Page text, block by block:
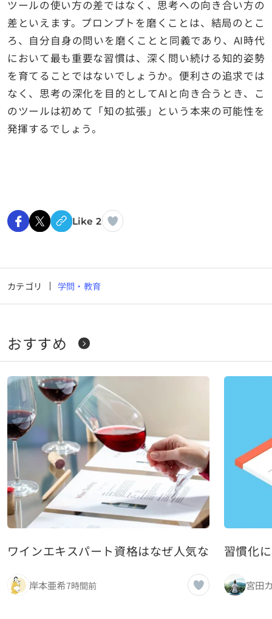
ツールの使い方の差ではなく、思考への向き合い方の
差といえます。プロンプトを磨くことは、結局のとこ
ろ、自分自身の問いを磨くことと同義であり、AI時代
において最も重要な習慣は、深く問い続ける知的姿勢
を育てることではないでしょうか。便利さの追求では
なく、思考の深化を目的としてAIと向き合うとき、こ
のツールは初めて「知の拡張」という本来の可能性を
発揮するでしょう。
Like 2
カテゴリ 学問・教育
おすすめ
ワインエキスパート資格はなぜ人気なのか：受
岸本亜希7時間前
習慣化
宮田